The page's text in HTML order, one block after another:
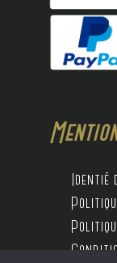
Identié